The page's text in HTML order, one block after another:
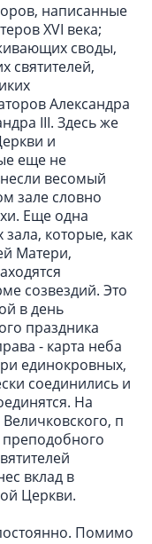
написанные
XVI века;
своды,
святителей,
Александра
III. Здесь же
и
еще не
весомый
зале словно
Еще одна
зала, которые, как
Матери,
созвездий. Это
в день
праздника
- карта неба
единокровных,
соединились и
На
п
вклад в
Церкви.
Помимо